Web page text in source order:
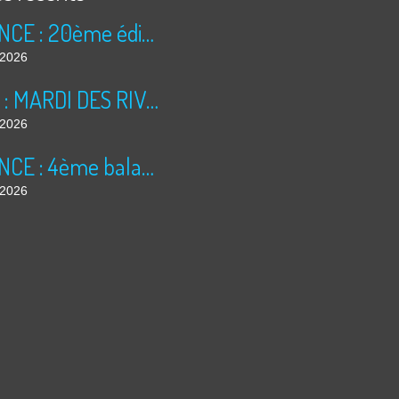
ANNONCE : 20ème édition des TRÉSORS DU GRENIER (2026)
BILAN : MARDI DES RIVES 2026
ANNONCE : 4ème balade dominicale